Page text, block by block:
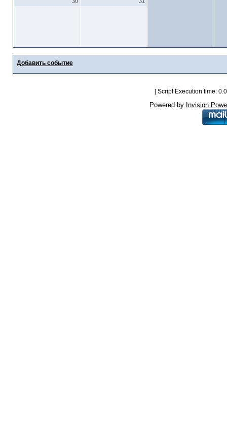
Добавить событие
[ Script Execution time:
Powered by Invision